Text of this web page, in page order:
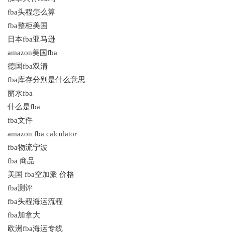
fba头程怎么算
fba整柜美国
日本fba亚马逊
amazon美国fba
德国fba双清
fba库存分别是什么意思
丽水fba
什么是fba
fba文件
amazon fba calculator
fba物流宁波
fba 商品
美国 fba空加派 价格
fba测评
fba头程海运流程
fba加拿大
欧洲fba海运专线